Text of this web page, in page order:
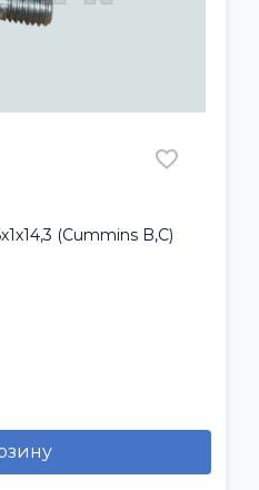
(Cummins B,C)